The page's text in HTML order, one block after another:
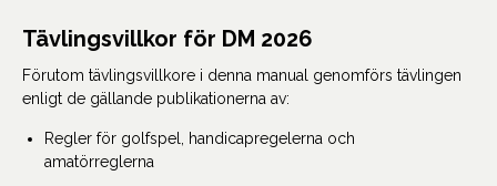
Tävlingsvillkor för DM 2026
Förutom tävlingsvillkore i denna manual genomförs tävlingen
enligt de gällande publikationerna av:
Regler för golfspel, handicapregelerna och
amatörreglerna